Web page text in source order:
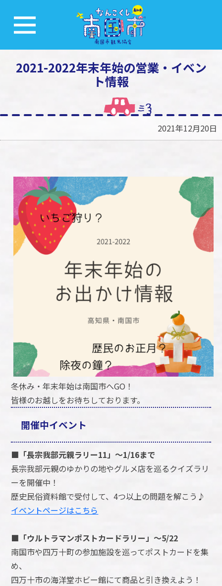
2021-2022年末年始の営業・イベン
ト情報
2021年12月20日
冬休み・年末年始は南国市へGO！
皆様のお越しをお待ちしております。
開催中イベント
■「長宗我部元親ラリー11」～1/16まで
長宗我部元親のゆかりの地やグルメ店を巡るクイズラリ
ーを開催中！
歴史民俗資料館で受付して、4つ以上の問題を解こう♪
イベントページはこちら
■「ウルトラマンポストカードラリー」～5/22
南国市や四万十町の参加施設を巡ってポストカードを集
め、
四万十市の海洋堂ホビー館にて商品と引き換えよう！